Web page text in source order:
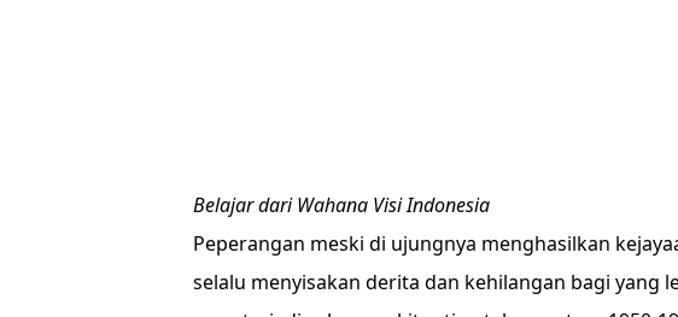
Belajar dari Wahana Visi Indonesia
Peperangan meski di ujungnya menghasilkan
selalu menyisakan derita dan kehilangan bagi yang